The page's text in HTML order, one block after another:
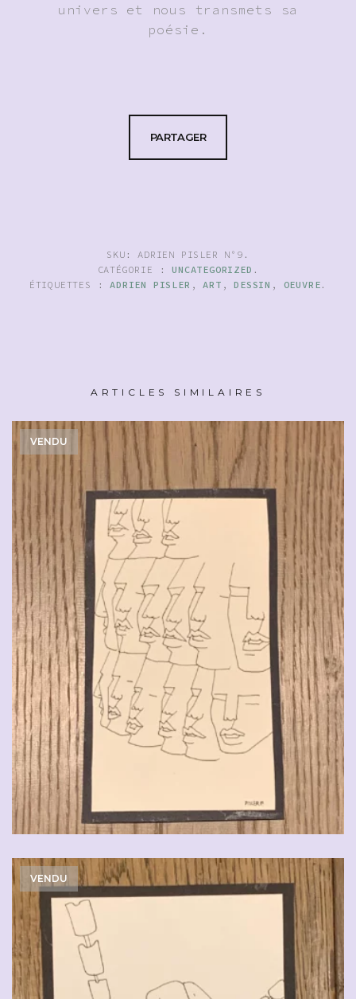
univers et nous transmets sa
poésie.
PARTAGER
SKU: ADRIEN PISLER N°9 .
CATÉGORIE :UNCATEGORIZED .
ÉTIQUETTES :ADRIEN PISLER ,ART ,DESSIN , OEUVRE .
ARTICLES SIMILAIRES
VENDU
VENDU